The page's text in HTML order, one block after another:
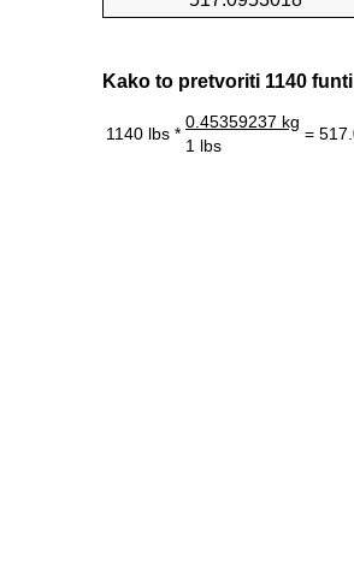
Kako to pretvoriti 1140
1140 lbs *
0.45359237 kg
=
1 lbs